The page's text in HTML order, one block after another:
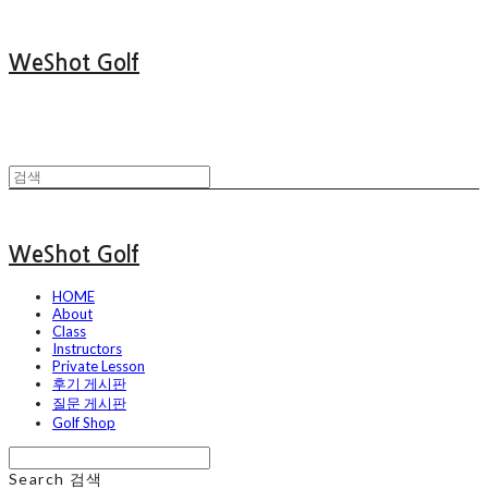
WeShot Golf
WeShot Golf
HOME
About
Class
Instructors
Private Lesson
후기 게시판
질문 게시판
Golf Shop
Search 검색